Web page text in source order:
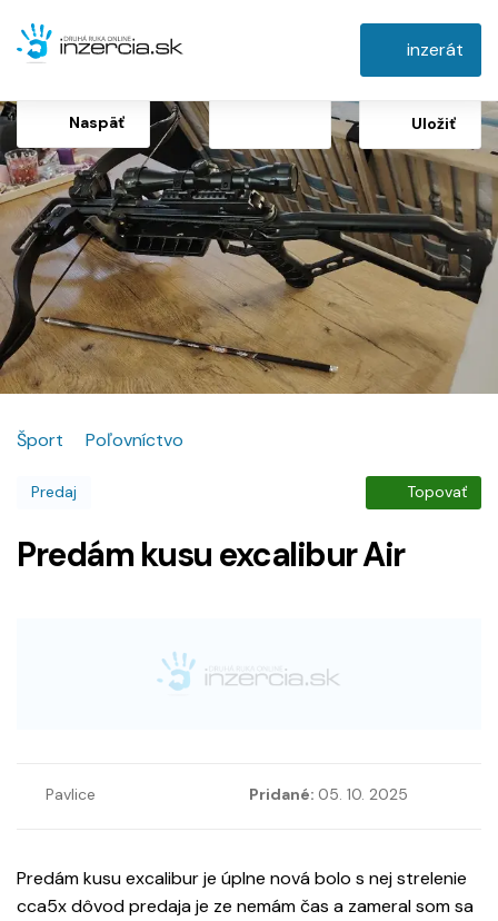
inzerát
Naspäť Uložiť
Šport Poľovníctvo
Predaj Topovať
Predám kusu excalibur Air
Pavlice Pridané: 05. 10. 2025
Predám kusu excalibur je úplne nová bolo s nej strelenie
cca5x dôvod predaja je ze nemám čas a zameral som sa